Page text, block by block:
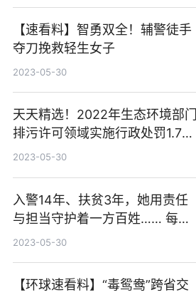
【速看料】智勇双全！辅警徒手
夺刀挽救轻生女子
2023-05-30
天天精选！2022年生态环境部门
排污许可领域实施行政处罚1.7万
件
2023-05-30
入警14年、扶贫3年，她用责任
与担当守护着一方百姓…… 每日
速看
2023-05-30
【环球速看料】“毒鸳鸯”跨省交